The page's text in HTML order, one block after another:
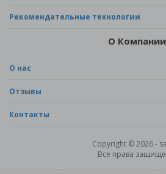
Рекомендательные технологии
О Компании
О нас
Отзывы
Контакты
Copyright © 2026 -
Все права